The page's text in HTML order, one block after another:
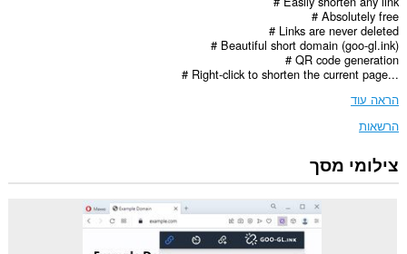
# Absolutely free
# Links are never deleted
# Beautiful short domain (goo-gl.ink)
# QR code generation
# Right-click to shorten the current page...
הראה עוד
הרשאות
הרחבה
זו
צילומי מסך